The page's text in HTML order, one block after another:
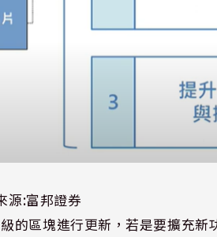
源:富邦證券
的區塊進行更新，若是要擴充新